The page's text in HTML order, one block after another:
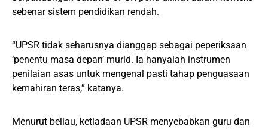
sebenar sistem pendidikan rendah.
“UPSR tidak seharusnya dianggap sebagai peperiksaan
‘penentu masa depan’ murid. Ia hanyalah instrumen
penilaian asas untuk mengenal pasti tahap penguasaan
kemahiran teras,” katanya.
Menurut beliau, ketiadaan UPSR menyebabkan guru dan